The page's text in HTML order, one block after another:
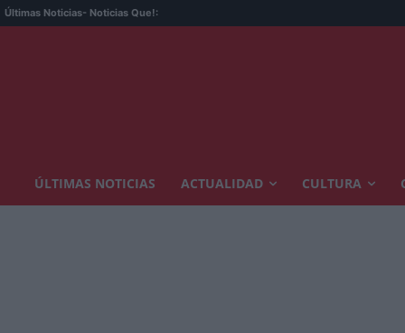
Últimas Noticias- Noticias Que!:
ÚLTIMAS NOTICIAS ACTUALIDAD CULTURA